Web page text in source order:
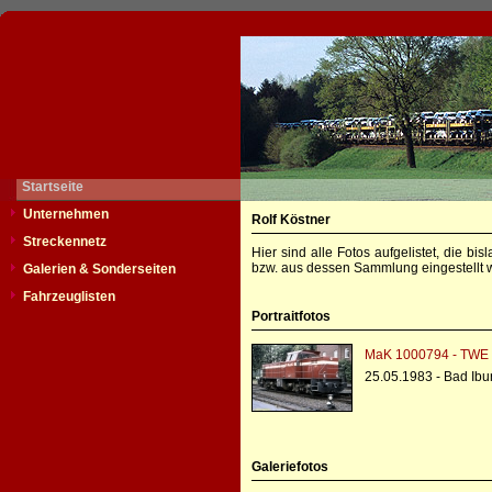
Startseite
Unternehmen
Streckennetz
Galerien & Sonderseiten
Fahrzeuglisten
Rolf Köstner
Hier sind alle Fotos aufgelistet, die
bzw. aus dessen Sammlung eingestellt
Portraitfotos
MaK 1000794 - TWE
25.05.1983 - Bad
Galeriefotos